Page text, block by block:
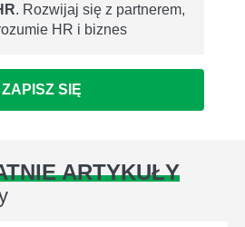
. Rozwijaj się z partnerem,
HR i biznes
ZAPISZ SIĘ
ARTYKUŁY